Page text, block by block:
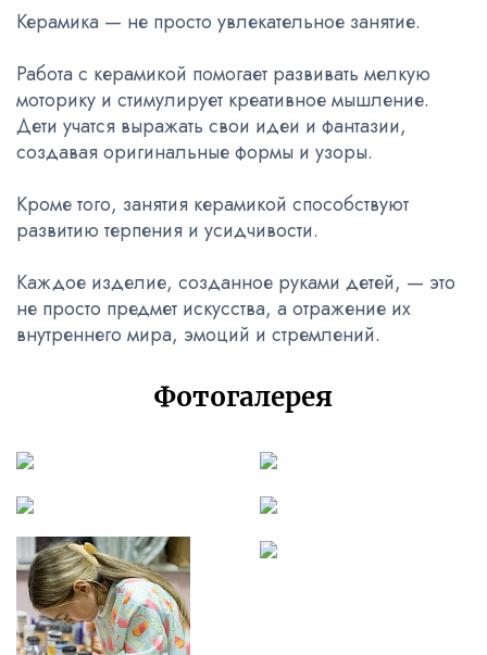
Керамика — не просто увлекательное занятие.
Работа с керамикой помогает развивать мелкую
моторику и стимулирует креативное мышление.
Дети учатся выражать свои идеи и фантазии,
создавая оригинальные формы и узоры.
Кроме того, занятия керамикой способствуют
развитию терпения и усидчивости.
Каждое изделие, созданное руками детей, — это
не просто предмет искусства, а отражение их
внутреннего мира, эмоций и стремлений.
Фотогалерея